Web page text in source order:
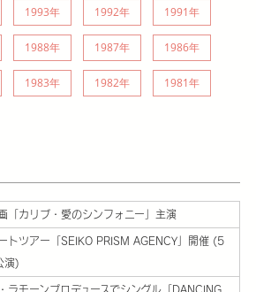
1993年 1992年 1991年
1988年 1987年 1986年
1983年 1982年 1981年
「カリブ・愛のシンフォニー」主演
トツアー「SEIKO PRISM AGENCY」開催 (5
演)
ラモーンプロデュースでシングル「DANCING